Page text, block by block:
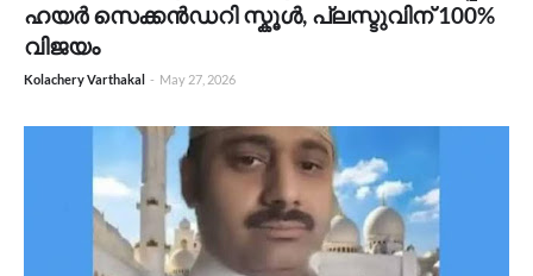
ഹയർ സെക്കൻഡറി സ്കൂൾ, പ്ലസ്ടുവിന് 100%
വിജയം
Kolachery Varthakal - May 27, 2026